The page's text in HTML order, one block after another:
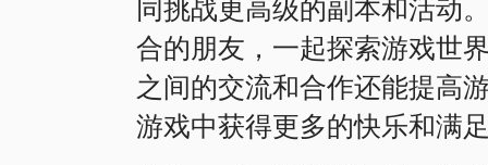
同挑战更高级的副本和活动
合的朋友，一起探索游戏世
之间的交流和合作还能提高
游戏中获得更多的快乐和满